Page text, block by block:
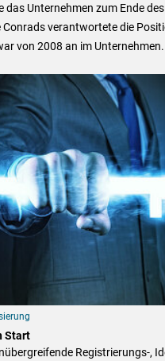
das Unternehmen zum Ende
Conrads verantwortete die
von 2008 an im Unternehmen.
Start
Registrierungs-,